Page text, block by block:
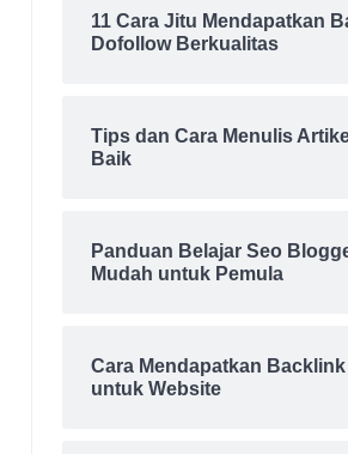
11 Cara Jitu Mendapatkan
Dofollow Berkualitas
Tips dan Cara Menulis
Baik
Panduan Belajar Seo
Mudah untuk Pemula
Cara Mendapatkan
untuk Website